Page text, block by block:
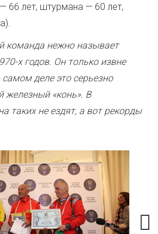
66 лет, штурмана — 60 лет,
команда нежно называет
х годов. Он только извне
деле это серьезно
железный «конь». В
таких не ездят, а вот рекорды